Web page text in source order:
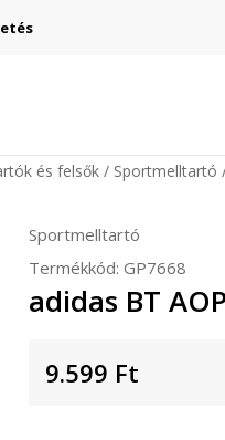
és felsők Sportmelltartó
Sportmelltartó
Termékkód: GP7668
adidas BT
9.599 Ft